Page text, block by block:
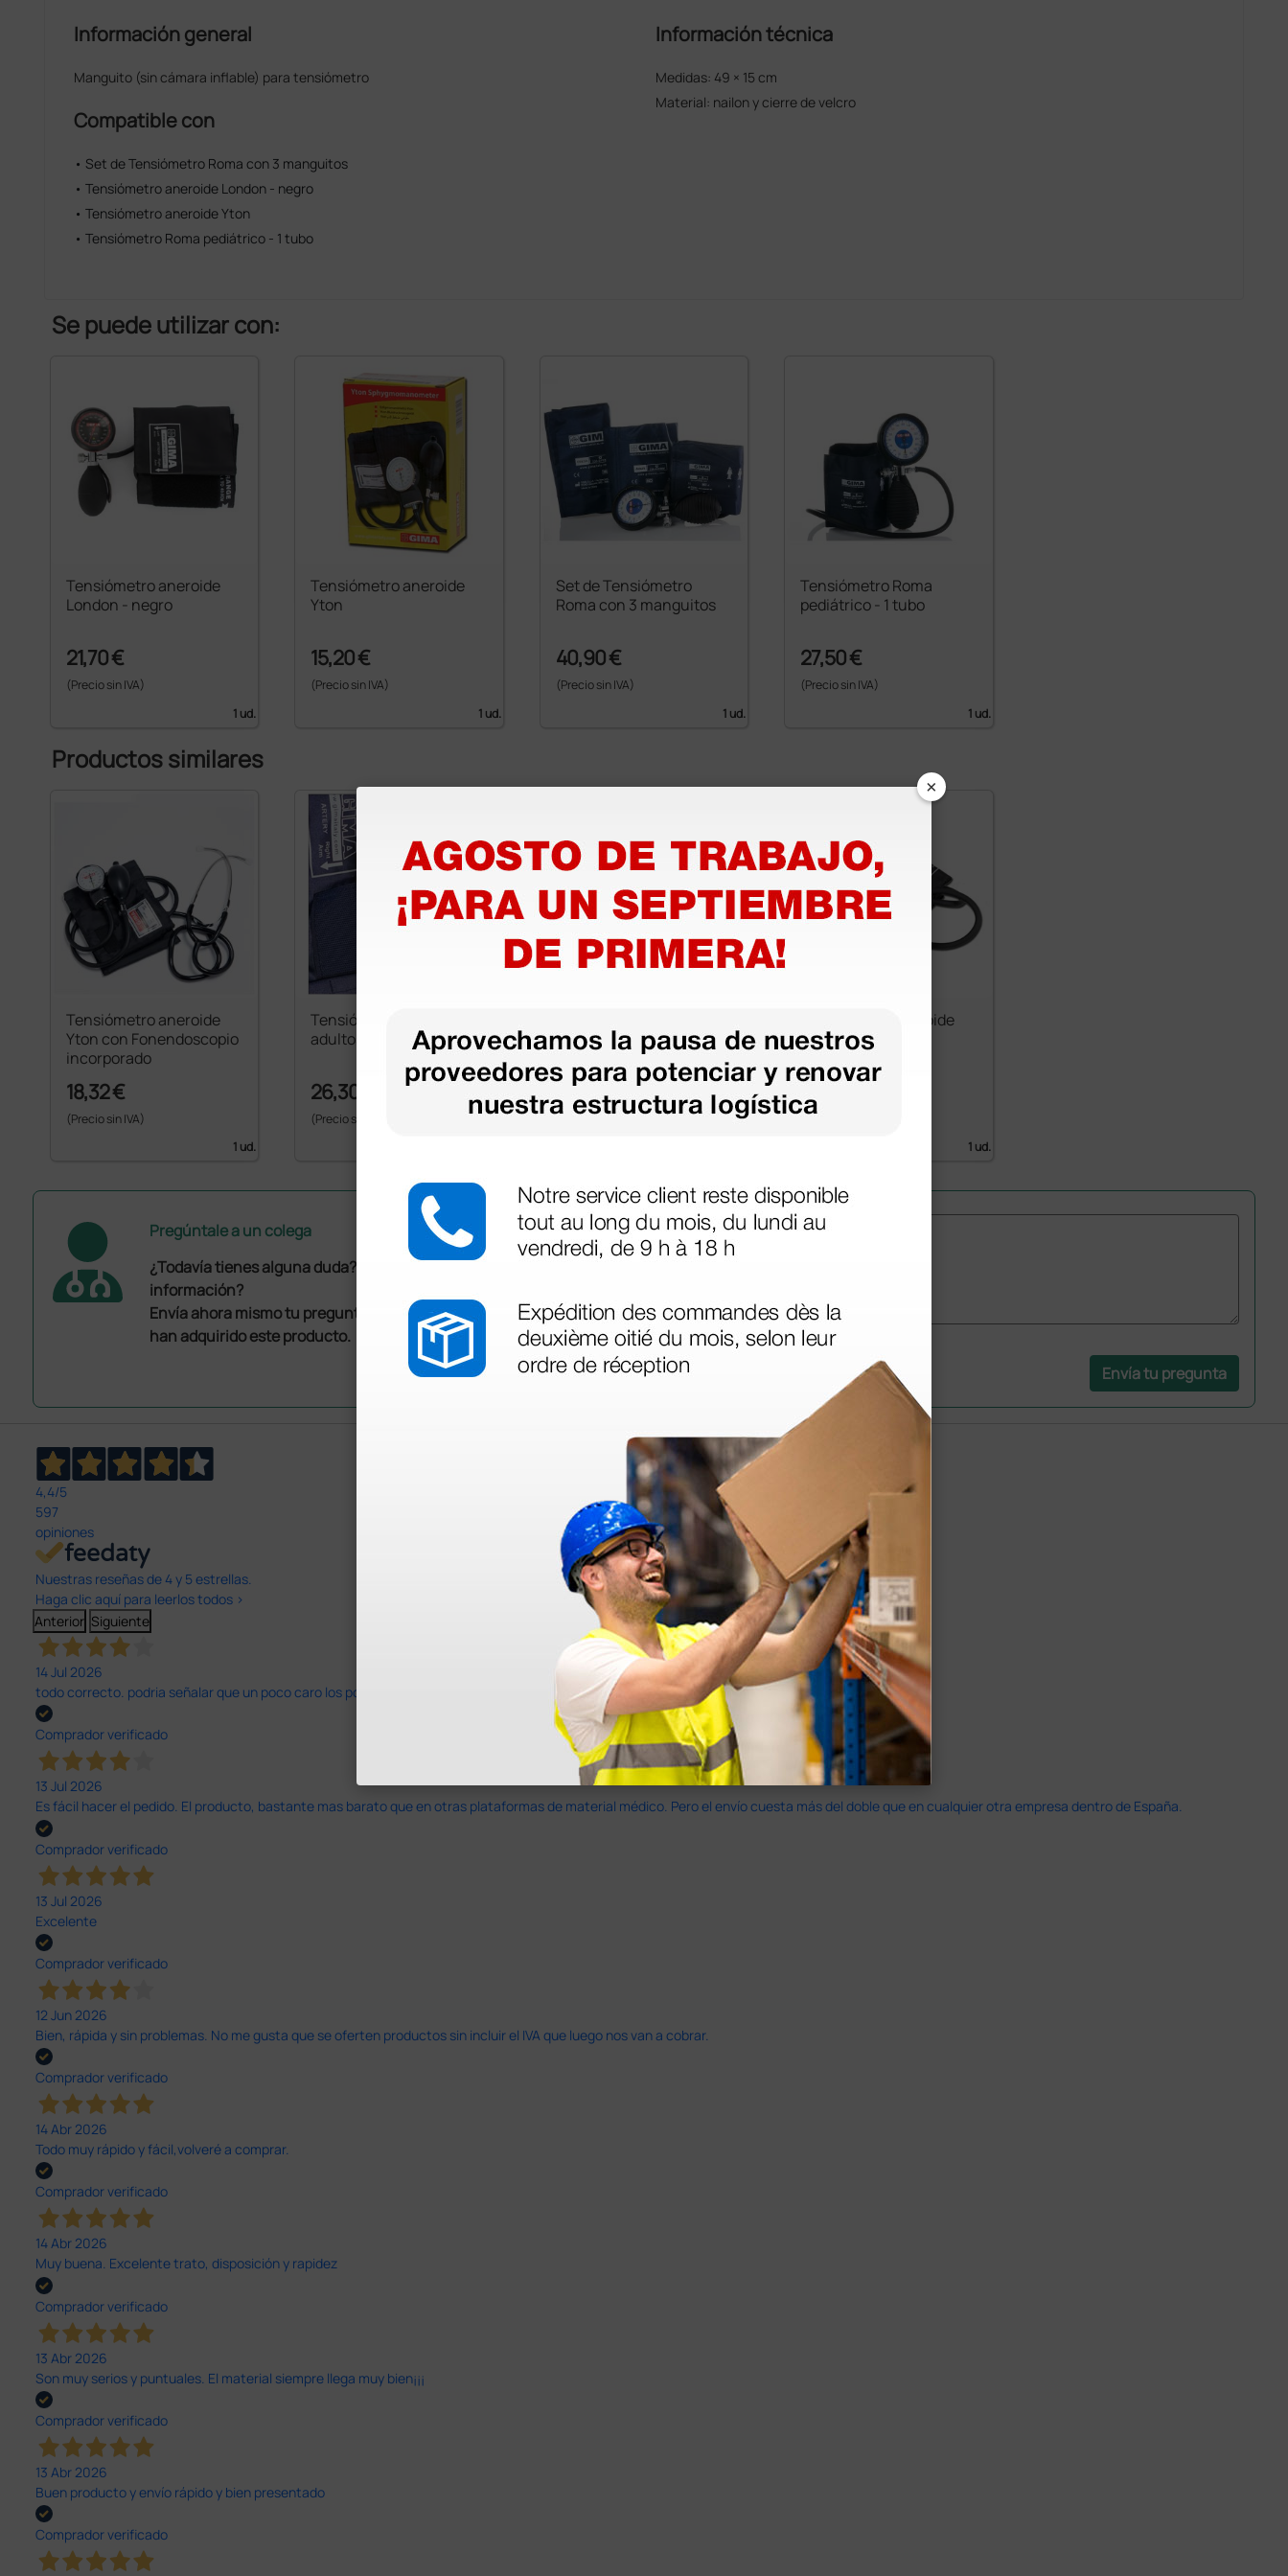
Información general
Manguito (sin cámara inflable) para tensiómetro
Compatible con
• Set de Tensiómetro Roma con 3 manguitos
• Tensiómetro aneroide London - negro
• Tensiómetro aneroide Yton
• Tensiómetro Roma pediátrico - 1 tubo
Información técnica
Medidas: 49 × 15 cm
Material: nailon y cierre de velcro
Se puede utilizar con:
Tensiómetro aneroide
London - negro
21,70 €
(Precio sin IVA)
1 ud.
Tensiómetro aneroide
Yton
15,20 €
(Precio sin IVA)
1 ud.
Set de Tensiómetro
Roma con 3 manguitos
40,90 €
(Precio sin IVA)
1 ud.
Tensiómetro Roma
pediátrico - 1 tubo
27,50 €
(Precio sin IVA)
1 ud.
Productos similares
Tensiómetro aneroide
Yton con Fonendoscopio
incorporado
18,32 €
(Precio sin IVA)
1 ud.
Tensiómetro Roma para
adultos - 1 tubo
26,30 €
(Precio sin IVA)
Sirio con manguito
gris/verde - adultos
33,30 €
(Precio sin IVA)
Tensiómetro aneroide
Boston - negro
28,30 €
(Precio sin IVA)
1 ud.
Pregúntale a un colega
¿Todavía tienes alguna duda? ¿Necesitas más
información?
Envía ahora mismo tu pregunta a los colegas que ya
han adquirido este producto.
Envía tu pregunta
4,4/5
597
opiniones
Nuestras reseñas de 4 y 5 estrellas.
Haga clic aquí para leerlos todos >
Anterior Siguiente
14 Jul 2026
todo correcto. podria señalar que un poco caro los portes y el plazo de entrega se alarga.
Comprador verificado
13 Jul 2026
Es fácil hacer el pedido. El producto, bastante mas barato que en otras plataformas de material médico. Pero el envío cuesta más del doble que en cualquier otra empresa dentro de España.
Comprador verificado
13 Jul 2026
Excelente
Comprador verificado
12 Jun 2026
Bien, rápida y sin problemas. No me gusta que se oferten productos sin incluir el IVA que luego nos van a cobrar.
Comprador verificado
14 Abr 2026
Todo muy rápido y fácil,volveré a comprar.
Comprador verificado
14 Abr 2026
Muy buena. Excelente trato, disposición y rapidez
Comprador verificado
13 Abr 2026
Son muy serios y puntuales. El material siempre llega muy bien¡¡¡
Comprador verificado
13 Abr 2026
Buen producto y envío rápido y bien presentado
Comprador verificado
×